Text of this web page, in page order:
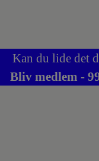
Kan du lide det
Bliv medlem -